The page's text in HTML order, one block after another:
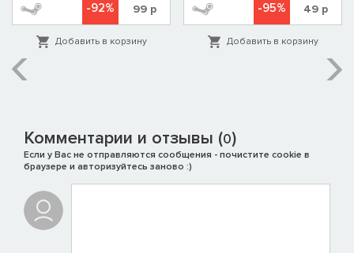
-92% 99р
Добавить в корзину
-95% 49 р
Добавить в корзину
Комментарии и отзывы (0)
Если у Вас не отправляются сообщения - почистите cookie в
браузере и авторизуйтесь заново :)